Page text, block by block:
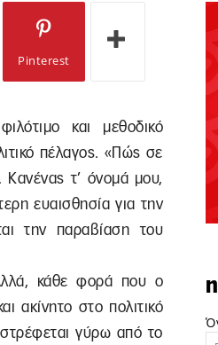
Pinterest
και μεθοδικό
πέλαγος. «Πώς σε
τ’ όνομά μου,
ευαισθησία για την
την παραβίαση του
κάθε φορά που ο
ακίνητο στο πολιτικό
γύρω από το